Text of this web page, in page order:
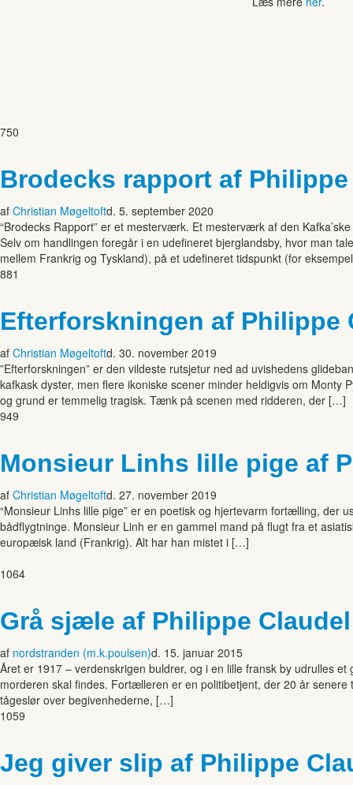
750
Brodecks rapport af
af Christian Møgeltoftd. 5. september 2020
“Brodecks Rapport” er et mesterværk. Et mesterværk af den
Selv om handlingen foregår i en udefineret bjerglandsby, hvor man
mellem Frankrig og Tyskland), på et udefineret tidspunkt (for
881
Efterforskningen af Philippe
af Christian Møgeltoftd. 30. november 2019
”Efterforskningen” er den vildeste rutsjetur ned ad uvishedens
kafkask dyster, men flere ikoniske scener minder heldigvis om
og grund er temmelig tragisk. Tænk på scenen med ridderen, der […]
949
Monsieur Linhs lille pige af
af Christian Møgeltoftd. 27. november 2019
“Monsieur Linhs lille pige” er en poetisk og hjertevarm fortælling, der
bådflygtninge. Monsieur Linh er en gammel mand på flugt fra et
europæisk land (Frankrig). Alt har han mistet i […]
1064
Grå sjæle af Philippe Claudel
af nordstranden (m.k.poulsen)d. 15. januar 2015
Året er 1917 – verdenskrigen buldrer, og i en lille fransk by udrulles
morderen skal findes. Fortælleren er en politibetjent, der 20 år
tågeslør over begivenhederne, […]
1059
Jeg giver slip af Philippe